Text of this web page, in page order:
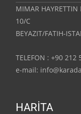
MIMAR HAYRETTIN
10/C
BEYAZIT/FATIH-
TELEFON : +90 212
e-mail:
HARİTA